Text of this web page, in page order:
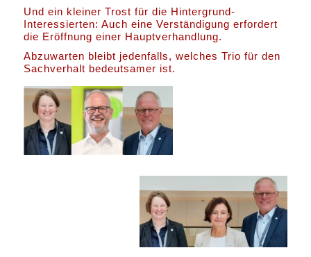
Und ein kleiner Trost für die Hintergrund-
Interessierten: Auch eine Verständigung erfordert
die Eröffnung einer Hauptverhandlung.
Abzuwarten bleibt jedenfalls, welches Trio für den
Sachverhalt bedeutsamer ist.